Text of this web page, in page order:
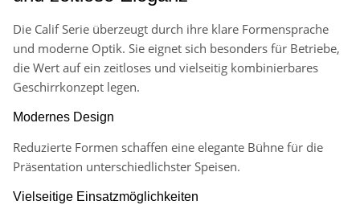
Die Calif Serie überzeugt durch ihre klare Formensprache
und moderne Optik. Sie eignet sich besonders für Betriebe,
die Wert auf ein zeitloses und vielseitig kombinierbares
Geschirrkonzept legen.
Modernes Design
Reduzierte Formen schaffen eine elegante Bühne für die
Präsentation unterschiedlichster Speisen.
Vielseitige Einsatzmöglichkeiten